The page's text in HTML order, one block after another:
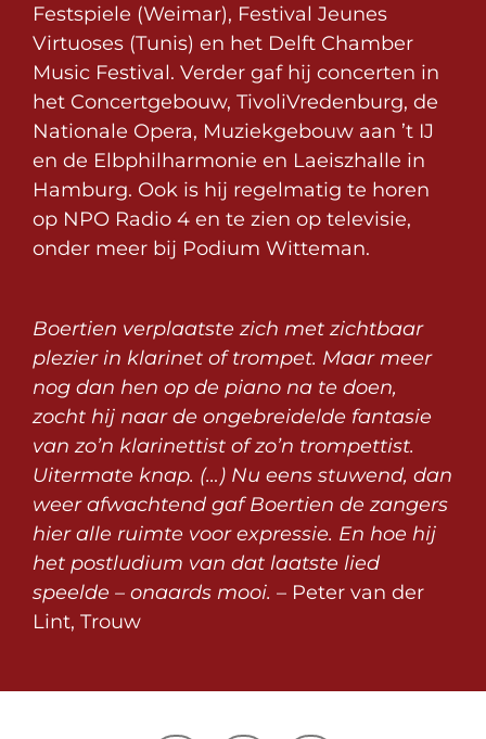
Festspiele (Weimar), Festival Jeunes
Virtuoses (Tunis) en het Delft Chamber
Music Festival. Verder gaf hij concerten in
het Concertgebouw, TivoliVredenburg, de
Nationale Opera, Muziekgebouw aan ’t IJ
en de Elbphilharmonie en Laeiszhalle in
Hamburg. Ook is hij regelmatig te horen
op NPO Radio 4 en te zien op televisie,
onder meer bij Podium Witteman.
Boertien verplaatste zich met zichtbaar
plezier in klarinet of trompet. Maar meer
nog dan hen op de piano na te doen,
zocht hij naar de ongebreidelde fantasie
van zo’n klarinettist of zo’n trompettist.
Uitermate knap. (…) Nu eens stuwend, dan
weer afwachtend gaf Boertien de zangers
hier alle ruimte voor expressie. En hoe hij
het postludium van dat laatste lied
speelde – onaards mooi. – Peter van der
Lint, Trouw